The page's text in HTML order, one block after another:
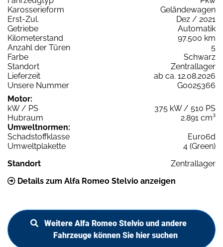
Karosserieform
Geländewagen
Erst-Zul.
Dez / 2021
Getriebe
Automatik
Kilometerstand
97.500 km
Anzahl der Türen
5
Farbe
Schwarz
Standort
Zentrallager
Lieferzeit
ab ca. 12.08.2026
Unsere Nummer
G0025366
Motor:
kW / PS
375 kW / 510 PS
Hubraum
2.891 cm³
Umweltnormen:
Schadstoffklasse
Euro6d
Umweltplakette
4 (Green)
Standort
Zentrallager
Details zum Alfa Romeo Stelvio anzeigen
Weitere Alfa Romeo Stelvio und andere
Fahrzeuge können Sie hier suchen